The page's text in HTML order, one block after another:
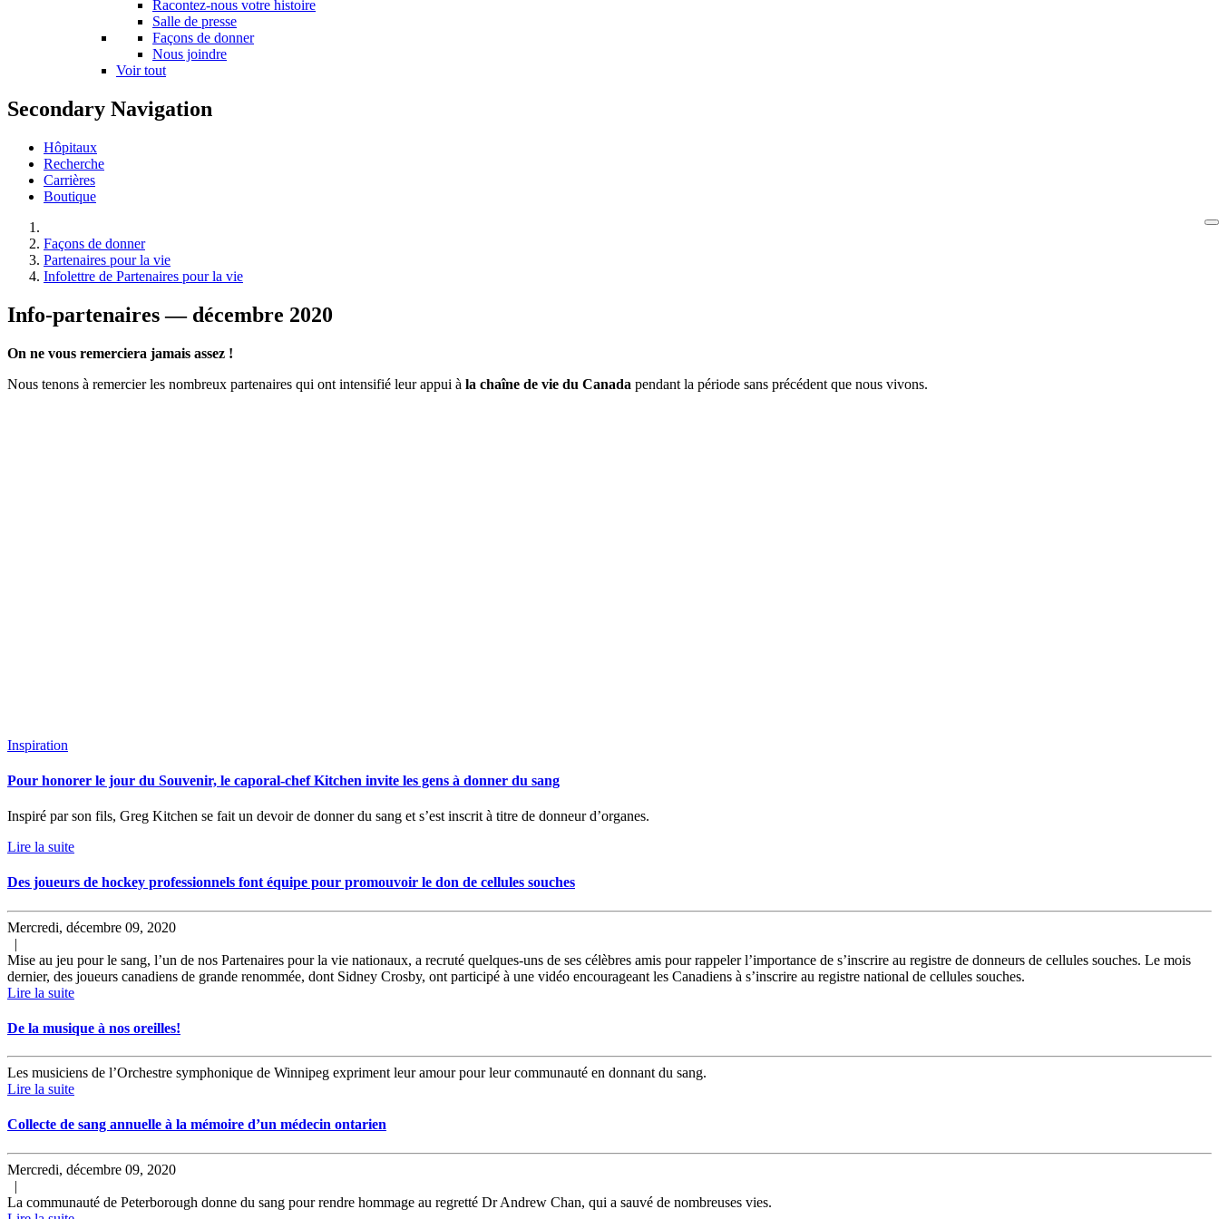
Racontez-nous votre histoire
Salle de presse
Façons de donner
Nous joindre
Voir tout
Secondary Navigation
Hôpitaux
Recherche
Carrières
Boutique
Façons de donner
Partenaires pour la vie
Infolettre de Partenaires pour la vie
Info-partenaires — décembre 2020
On ne vous remerciera jamais assez !
Nous tenons à remercier les nombreux partenaires qui ont intensifié leur appui à la chaîne de vie du Canada pendant la période sans précédent que nous vivons.
Inspiration
Pour honorer le jour du Souvenir, le caporal-chef Kitchen invite les gens à donner du sang
Inspiré par son fils, Greg Kitchen se fait un devoir de donner du sang et s’est inscrit à titre de donneur d’organes.
Lire la suite
Des joueurs de hockey professionnels font équipe pour promouvoir le don de cellules souches
Mercredi, décembre 09, 2020
|
Mise au jeu pour le sang, l’un de nos Partenaires pour la vie nationaux, a recruté quelques-uns de ses célèbres amis pour rappeler l’importance de s’inscrire au registre de donneurs de cellules souches. Le mois
dernier, des joueurs canadiens de grande renommée, dont Sidney Crosby, ont participé à une vidéo encourageant les Canadiens à s’inscrire au registre national de cellules souches.
Lire la suite
De la musique à nos oreilles!
Les musiciens de l’Orchestre symphonique de Winnipeg expriment leur amour pour leur communauté en donnant du sang.
Lire la suite
Collecte de sang annuelle à la mémoire d’un médecin ontarien
Mercredi, décembre 09, 2020
|
La communauté de Peterborough donne du sang pour rendre hommage au regretté Dr Andrew Chan, qui a sauvé de nombreuses vies.